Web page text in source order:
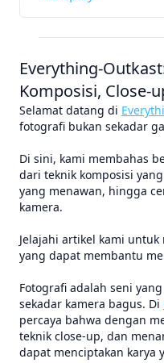
Everything-
Komposisi, Close-
Selamat datang di
fotografi bukan sekadar
Di sini, kami membahas
dari teknik komposisi
yang menawan, hingga
kamera.
Jelajahi artikel kami
yang dapat membantu
Fotografi adalah seni
sekadar kamera bagus. Di
percaya bahwa dengan
teknik close-up, dan
dapat menciptakan karya